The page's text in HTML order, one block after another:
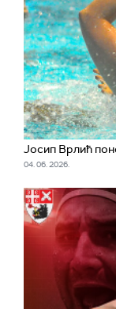
Јосип Врлић
04. 06. 2026.